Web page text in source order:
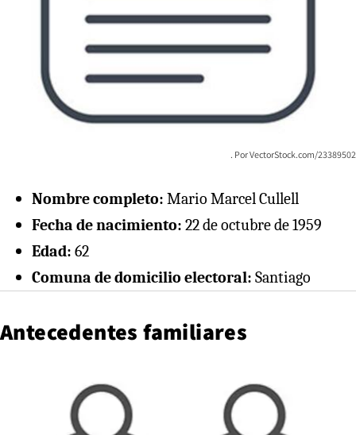
VectorStock.com/23389502
Nombre completo: Mario Marcel Cullell
Fecha de nacimiento: 22 de octubre de 1959
Edad: 62
Comuna de domicilio electoral: Santiago
Antecedentes familiares